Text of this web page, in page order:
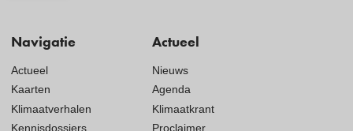
Navigatie
Actueel
Kaarten
Klimaatverhalen
Kennisdossiers
Actueel
Nieuws
Agenda
Klimaatkrant
Proclaimer